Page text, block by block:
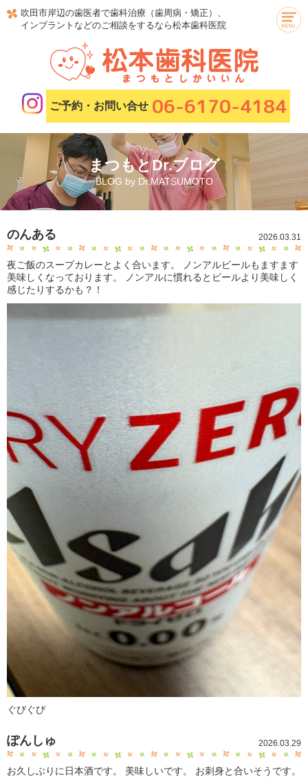
吹田市岸辺の歯医者で歯科治療（歯周病・矯正）、
インプラントなどのご相談をするなら松本歯科医院
ご予約・お問い合せ 06-6170-4184
まつもとDr.ブログ
BLOG by Dr.MATSUMOTO
2026.03.31
のんある
夜ご飯のスープカレーとよく合います。 ノンアルビールもますます
美味しくなっております。 ノンアルに慣れるとビールより美味しく
感じたりするかも？！
ぐびぐび
2026.03.29
ぽんしゅ
お久しぶりに日本酒です。 美味しいです。 お刺身と合いそうです。